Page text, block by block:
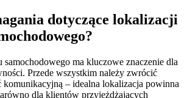
dotyczące lokalizacji
samochodowego ma kluczowe znaczenie dla
Przede wszystkim należy zwrócić
komunikacyjną – idealna lokalizacja powinna
dla klientów przyjeżdżających